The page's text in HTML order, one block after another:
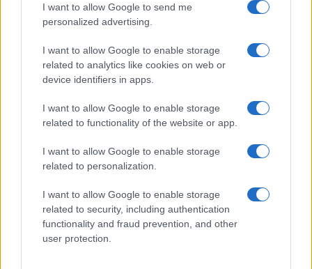
I want to allow Google to send me
personalized advertising.
I want to allow Google to enable storage
related to analytics like cookies on web or
device identifiers in apps.
I want to allow Google to enable storage
related to functionality of the website or app.
I want to allow Google to enable storage
related to personalization.
I want to allow Google to enable storage
related to security, including authentication
functionality and fraud prevention, and other
user protection.
daGoogle News
Condividi l'articolo
F
a
ce
b
o
o
k
T
w
it
te
r
Pi
n
te
re
st
W
h
at
s
A
p
S
h
a
Articolo precedente
Prossimo articolo
NOTIZIE RECENTI